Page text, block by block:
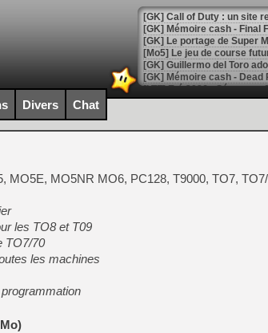
[GK] Le portage de Super
[Mo5] Le jeu de course
[GK] Guillermo del Toro
[LTF] Eté 2026 - Séquence
[GK] Mistfall Hunter :
[GK] Wo Long 2 évolue
[GK] Crossfire : un TPS à
[LS] [PS5] Premiers
[Mo5] DOOM arrive en
[GK] Bethesda fête les 30
[GK] Roblox : l'action en
[GK] Agenda - GeForce
Divers Chat
MO5E, MO5NR MO6, PC128, T9000, TO7,
les TO8 et T09
TO7/70
les machines